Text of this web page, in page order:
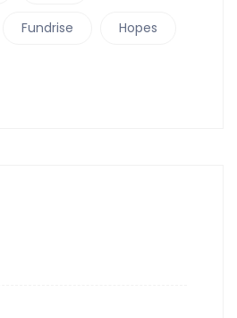
Fundrise Hopes